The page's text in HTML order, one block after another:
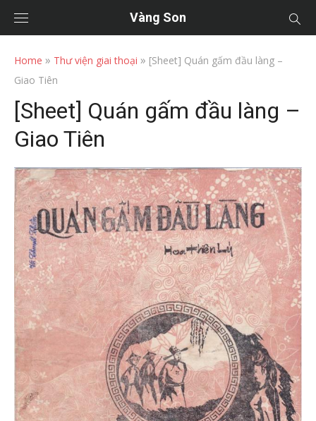
Vàng Son
Home » Thư viện giai thoại » [Sheet] Quán gấm đầu làng –
Giao Tiên
[Sheet] Quán gấm đầu làng –
Giao Tiên